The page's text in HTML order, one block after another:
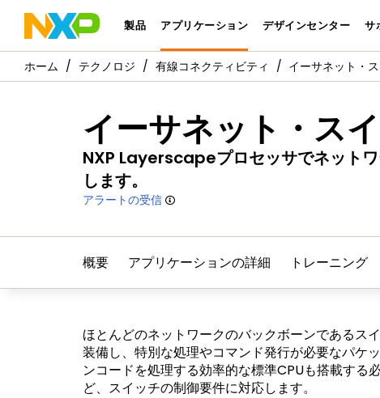
製品 アプリケーション デザインセンター サ
テクノロジ 有線コネクティビティ イーサネット・
イーサネット・ス
NXP Layerscapeプロセッサでネット
します。
アラートの受信
概要 アプリケーションの詳細 トレーニング
ほとんどのネットワークのバックボーンであるス
装備し、特別な処理やコマンド発行が必要なパケ
ンコードを処理する効率的な標準CPUも搭載す
ど、スイッチの制御要件に対応します。